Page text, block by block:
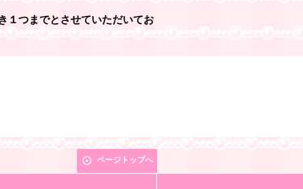
１つまでとさせていただいてお
ページトップへ